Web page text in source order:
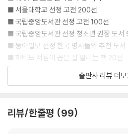
일색의 논평들이 이제는 외따로 버려진 도
그럴 때마다 영웅적 무훈담이나 수상식 연
참을 수가 없었다. 물론 그런 마음 씀씀이
러나 그것은 오직 인간이 자신과 전 인류를
자 할 때 쓰는 상투적인 언어의 범위 안에
리고 이를테면 그 언어는 페스트의 한가운
지 알 수 없었기 때문에 그가 하는 일상의
본문 179면
■ 서울대학교 선정 고전 200선
■ 국립중앙도서관 선정 고전 100선
■ 국립중앙도서관 선정 청소년 권장 도서
■ 동아일보 선정 한국 명사들의 추천 도서
■ 하버드 서점이 꼽은 잘 팔리는 책 20선
■ 피터 박스올 선정 죽기 전에 읽어야 할
출판사 리뷰 더보
리뷰/한줄평 99